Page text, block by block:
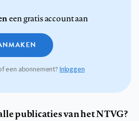
een gratis account aan
een abonnement?Inloggen
publicaties van het NTVG?